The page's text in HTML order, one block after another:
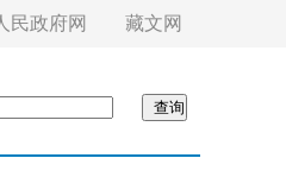
民政府网 藏文网